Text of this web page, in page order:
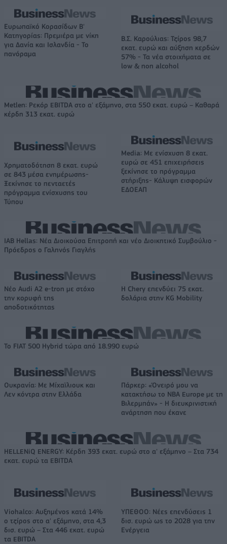
Ευρωπαϊκό Κορασίδων Β'
Κατηγορίας: Πρεμιέρα με νίκη
για Δανία και Ισλανδία - Το
πανόραμα
Β.Σ. Καρούλιας: Τζίρος 98,7
εκατ. ευρώ και αύξηση κερδών
57% - Τα νέα στοιχήματα σε
low & non alcohol
Metlen: Ρεκόρ EBITDA στο α' εξάμηνο, στα 550 εκατ. ευρώ – Καθαρά
κέρδη 313 εκατ. ευρώ
Χρηματοδότηση 8 εκατ. ευρώ
σε 843 μέσα ενημέρωσης-
Ξεκίνησε το πενταετές
πρόγραμμα ενίσχυσης του
Τύπου
Media: Με ενίσχυση 8 εκατ.
ευρώ σε 451 επιχειρήσεις
ξεκίνησε το πρόγραμμα
στήριξης- Κάλυψη εισφορών
ΕΔΟΕΑΠ
IAB Hellas: Νέα Διοικούσα Επιτροπή και νέο Διοικητικό Συμβούλιο -
Πρόεδρος ο Γαληνός Γιαγλής
Νέο Audi A2 e-tron με στόχο
την κορυφή της
αποδοτικότητας
Η Chery επενδύει 75 εκατ.
δολάρια στην KG Mobility
Το FIAT 500 Hybrid τώρα από 18.990 ευρώ
Ουκρανία: Με Μίχαϊλιουκ και
Λεν κόντρα στην Ελλάδα
Πάρκερ: «Όνειρό μου να
κατακτήσω το ΝΒΑ Europe με τη
Βιλερμπάν» - Η διευκρινιστική
ανάρτηση που έκανε
HELLENiQ ENERGY: Κέρδη 393 εκατ. ευρώ στο α' εξάμηνο – Στα 734
εκατ. ευρώ τα EBITDA
Viohalco: Αυξημένος κατά 14%
ο τζίρος στο α' εξάμηνο, στα 4,3
δισ. ευρώ – Στα 446 εκατ. ευρώ
τα EBITDA
ΥΠΕΘΟΟ: Νέες επενδύσεις 1
δισ. ευρώ ως το 2028 για την
Ενέργεια